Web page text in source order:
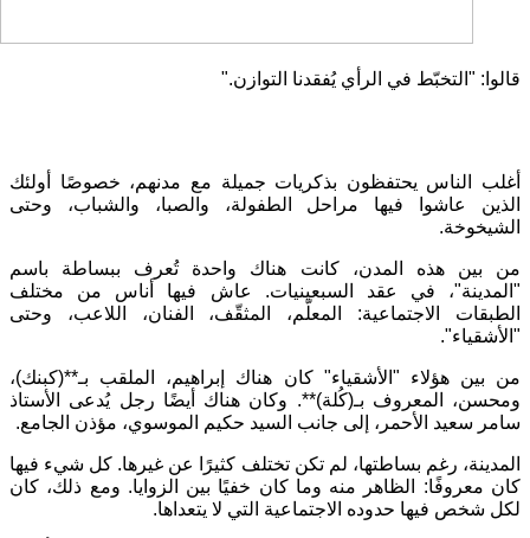
قالوا : " التخبّط في الرأي يُفقدنا التوازن."
أغلب الناس يحتفظون بذكريات جميلة مع مدنهم، خصوصًا أولئك
الذين عاشوا فيها مراحل الطفولة، والصبا، والشباب، وحتى
الشيخوخة.
من بين هذه المدن، كانت هناك واحدة تُعرف ببساطة باسم
" المدينة"، في عقد السبعينيات. عاش فيها أناس من مختلف
الطبقات الاجتماعية:
المعلّم، المثقّف، الفنان، اللاعب، وحتى
" الأشقياء".
من بين هؤلاء " الأشقياء"كان هناك إبراهيم، الملقب بـ**(كبنك)،
ومحسن، المعروف بـ(كُلة)**. وكان هناك أيضًا رجل يُدعى الأستاذ
سامر سعيد الأحمر، إلى جانب السيد حكيم الموسوي، مؤذن الجامع.
المدينة، رغم بساطتها، لم تكن تختلف كثيرًا عن غيرها. كل شيء فيها
كان معروفًا: الظاهر منه وما كان خفيًا بين الزوايا. ومع ذلك، كان
لكل شخص فيها حدوده الاجتماعية التي لا يتعداها.